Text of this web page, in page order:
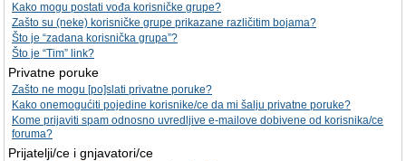
Kako mogu postati vođa korisničke grupe?
Zašto su (neke) korisničke grupe prikazane različitim bojama?
Što je “zadana korisnička grupa”?
Što je “Tim” link?
Privatne poruke
Zašto ne mogu [po]slati privatne poruke?
Kako onemogućiti pojedine korisnike/ce da mi šalju privatne poruke?
Kome prijaviti spam odnosno uvredljive e-mailove dobivene od korisnika/ce
foruma?
Prijatelji/ce i gnjavatori/ce